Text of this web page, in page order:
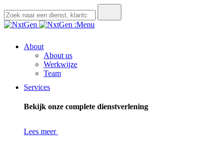
:Menu
About
About us
Werkwijze
Team
Services
Bekijk onze complete dienstverlening
Lees meer